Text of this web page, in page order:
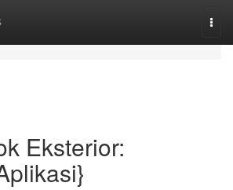
Eksterior: